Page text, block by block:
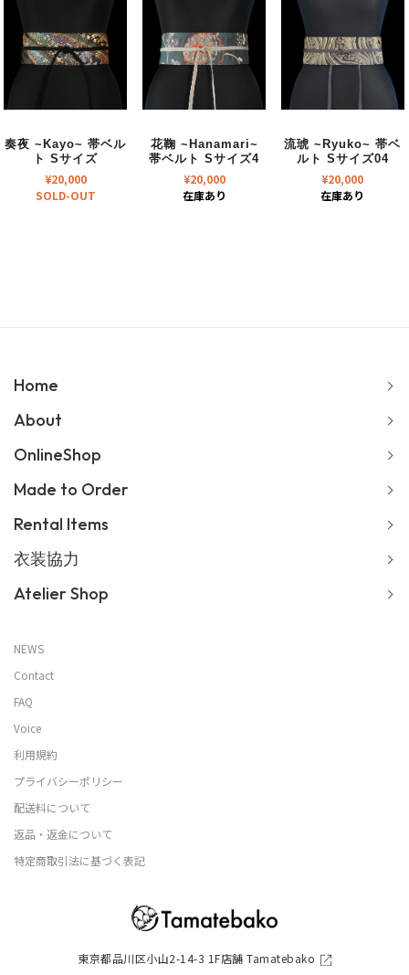
奏夜 ~Kayo~ 帯ベル
ト Sサイズ
¥20,000
SOLD-OUT
花鞠 ~Hanamari~
帯ベルト Sサイズ4
¥20,000
在庫あり
流琥 ~Ryuko~ 帯ベ
ルト Sサイズ04
¥20,000
在庫あり
東京都品川区小山2-14-3 1F店舗 Tamatebako
Home
About
OnlineShop
Made to Order
Rental Items
衣装協力
Atelier Shop
NEWS
Contact
FAQ
Voice
利用規約
プライバシーポリシー
配送料について
返品・返金について
特定商取引法に基づく表記